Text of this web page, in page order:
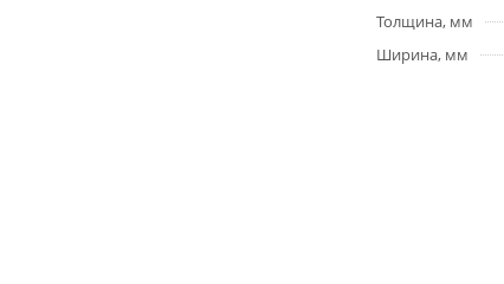
Толщина, мм
Ширина, мм